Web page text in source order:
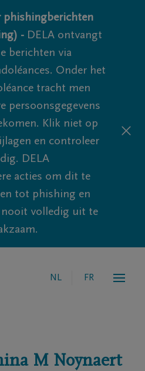
phishingberichten
- DELA ontvangt
berichten via
Onder het
tracht men
persoonsgegevens
Klik niet op
en controleer
DELA
acties om dit te
tot phishing en
nooit volledig uit te
NL FR
M Noynaert